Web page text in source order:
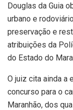
Douglas da Guia
urbano e
preservação e
atribuições da
do Estado do
O juiz cita ainda a
concurso para o
Maranhão, dos